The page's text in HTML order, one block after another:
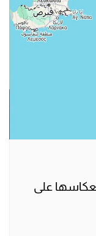
على